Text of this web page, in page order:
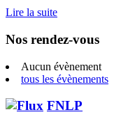
Lire la suite
Nos rendez-vous
Aucun évènement
tous les évènements
FNLP